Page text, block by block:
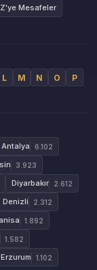
Mesafeler
L M N O
P
Antalya 6.102
3.923
Diyarbakır 2.612
Denizli 2.312
1.892
1.582
Erzurum 1.102